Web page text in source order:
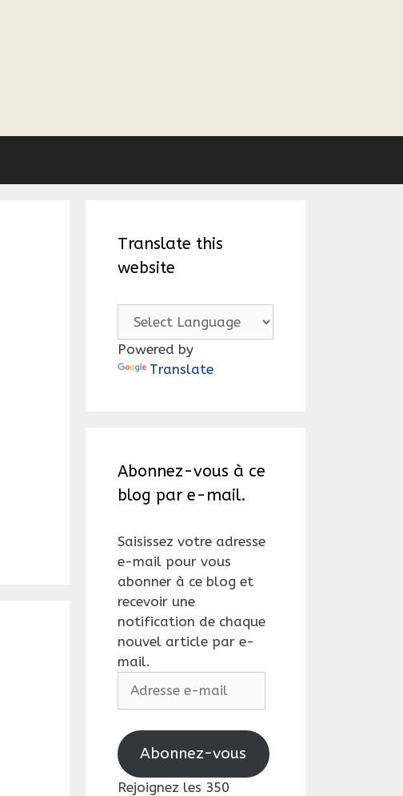
Translate this
website
Powered by
Translate
Abonnez-vous à ce
blog par e-mail.
Saisissez votre adresse
e-mail pour vous
abonner à ce blog et
recevoir une
notification de chaque
nouvel article par e-
mail.
Abonnez-vous
Rejoignez les 350